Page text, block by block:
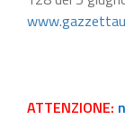
ATTENZIONE: